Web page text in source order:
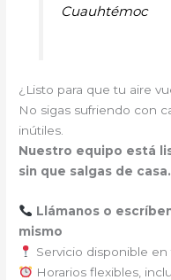
Cuauhtémoc
¿Listo para que tu aire
No sigas sufriendo con
inútiles.
Nuestro equipo está
sin que salgas de casa.
Llámanos o
mismo
Servicio disponible en
Horarios flexibles,